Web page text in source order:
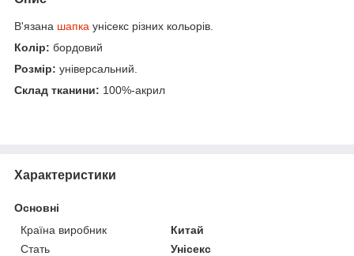
В'язана шапка унісекс різних кольорів.
Колір: бордовий
Розмір: універсальний.
Склад тканини: 100%-акрил
Характеристики
Основні
Країна виробник
Китай
Стать
Унісекс